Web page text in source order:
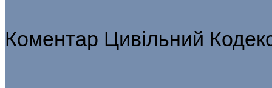
Коментар Цивільний